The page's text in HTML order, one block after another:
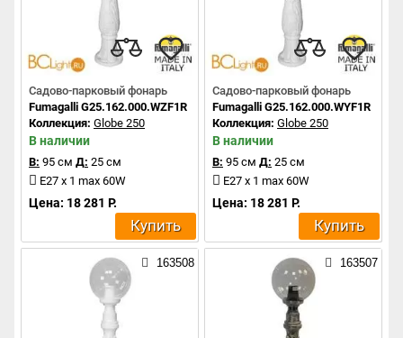
Садово-парковый фонарь
Fumagalli G25.162.000.WZF1R
Коллекция: Globe 250
В наличии
В: 95 см Д: 25 см
E27 x 1 max 60W
Цена: 18 281 Р.
Купить
Садово-парковый фонарь
Fumagalli G25.162.000.WYF1R
Коллекция: Globe 250
В наличии
В: 95 см Д: 25 см
E27 x 1 max 60W
Цена: 18 281 Р.
Купить
163508 163507